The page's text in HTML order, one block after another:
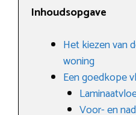
Inhoudsopgave
Het kiezen van
woning
Een goedkope
Voor- en